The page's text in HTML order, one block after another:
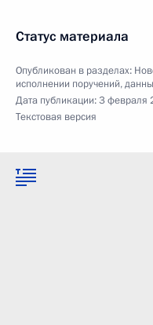
Статус материала
Опубликован в разделах:
исполнении поручений,
Дата публикации:3 февраля
Текстовая версия